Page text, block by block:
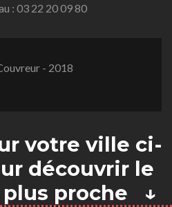
: 03 22 20 09 80
- 2018
votre ville ci-
découvrir le
plus proche ↓